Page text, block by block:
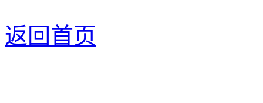
返回首页